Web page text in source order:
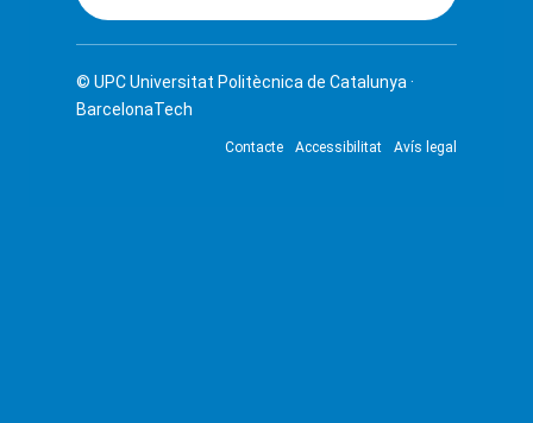
© UPCUniversitat Politècnica de Catalunya ·
BarcelonaTech
Contacte Accessibilitat Avís legal